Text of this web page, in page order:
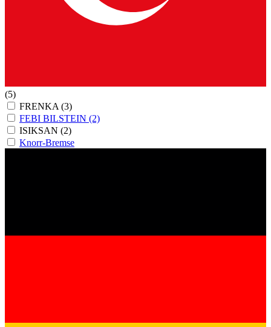
(5)
FRENKA (3)
FEBI BILSTEIN (2)
ISIKSAN (2)
Knorr-Bremse